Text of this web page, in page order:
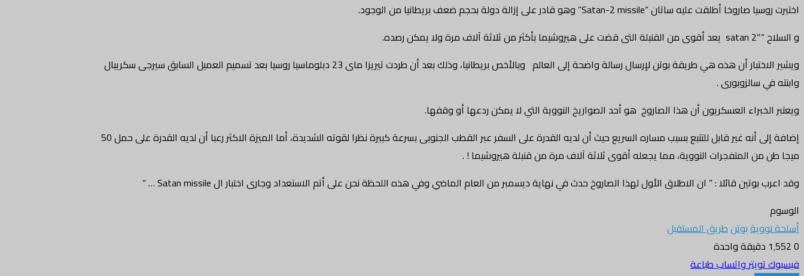
اختبرت روسيا صاروخا أطلقت عليه ساتان “Satan-2 missile” وهو قادر على إزالة دولة بحجم ضعف بريطانيا من الوجود.
و السلاح “satan 2″ يعد أقوى من القنبلة التى قضت على هيروشيما بأكثر من ثلاثة آلاف مرة ولا يمكن رصده.
ويشير الاختبار أن هذه هي طريقة بوتن لإرسال رسالة واضحة إلى العالم وبالأخص بريطانيا، وذلك بعد أن طردت تيريزا ماى 23 دبلوماسيا روسيا بعد تسميم العميل السابق سيرجى سكريبال
وابنته في سالزوبورى .
ويعتبر الخبراء العسكريون أن هذا الصاروخ هو أحد الصواريخ النووية التي لا يمكن ردعها أو وقفها.
إضافة إلى أنه غير قابل للتتبع بسبب مساره السريع حيث أن لديه القدرة على السفر عبر القطب الجنوبى بسرعة كبيرة نظرا لقوته الشديدة، أما الميزة الاكثر رعبا أن لديه القدرة على حمل 50
ميجا طن من المتفجرات النووية، مما يجعله أقوى ثلاثة آلاف مرة من قنبلة هيروشيما ! .
وقد اعرب بوتين قائلا : ” ان الاطلاق الأول لهذا الصاروخ حدث في نهاية ديسمبر من العام الماضي وفي هذه اللحظة نحن على أتم الاستعداد وجارى اختبار ال Satan missile … “
الوسوم
أسلحة نوويةبوتنطريق المستقبل
0
دقيقة واحدة
فيسبوكتويترواتسابطباعة